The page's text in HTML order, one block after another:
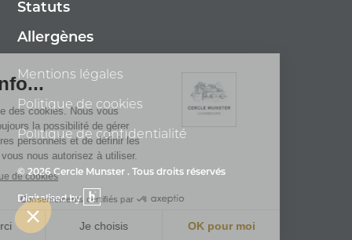
Statuts
Allergènes
Mentions légales
Politique de cookies
Politique de confidentialité
© 2026 Cercle Munster . Tous droits réservés
Digitalised by